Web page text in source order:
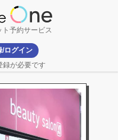
ト予約サービス
/ログイン
が必要です